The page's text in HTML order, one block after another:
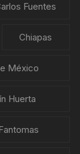
Fuentes
Chiapas
México
Huerta